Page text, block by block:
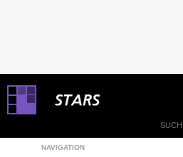
NAVIGATION